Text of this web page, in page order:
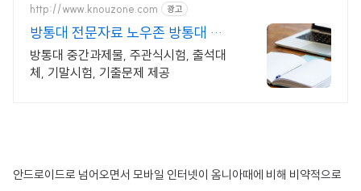
http://www.knouzone.com 광고
방통대 전문자료 노우존 방통대 자
료포털 NO.1
방통대 중간과제물, 주관식시험, 출석대
체, 기말시험, 기출문제 제공
안드로이드로 넘어오면서 모바일 인터넷이 옴니아때에 비해 비약적으로